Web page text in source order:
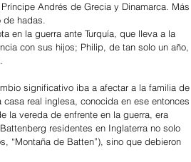
Andrés de Grecia y Dinamarca. Más
de hadas.
en la guerra ante Turquía, que lleva a la
con sus hijos; Philip, de tan solo un año,
significativo iba a afectar a la familia de
real inglesa, conocida en ese entonces
la vereda de enfrente en la guerra, era
residentes en Inglaterra no solo
“Montaña de Batten”), sino que debieron